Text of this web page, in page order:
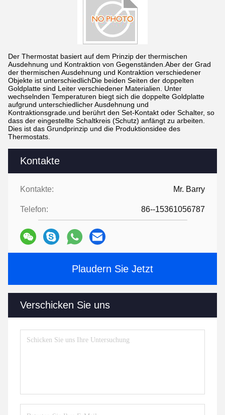
Kontakte
Kontakte: Mr. Barry
Telefon: 86--15361056787
Plaudern Sie Jetzt
Verschicken Sie uns
Der Thermostat basiert auf dem Prinzip der thermischen
Ausdehnung und Kontraktion von Gegenständen.Aber der Grad
der thermischen Ausdehnung und Kontraktion verschiedener
Objekte ist unterschiedlichDie beiden Seiten der doppelten
Goldplatte sind Leiter verschiedener Materialien. Unter
wechselnden Temperaturen biegt sich die doppelte Goldplatte
aufgrund unterschiedlicher Ausdehnung und
Kontraktionsgrade.und berührt den Set-Kontakt oder Schalter, so
dass der eingestellte Schaltkreis (Schutz) anfängt zu arbeiten.
Dies ist das Grundprinzip und die Produktionsidee des
Thermostats.